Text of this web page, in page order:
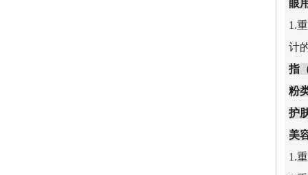
眼
1.
计
指
粉
护
美
1.